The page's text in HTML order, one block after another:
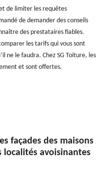
de limiter les requêtes
de demander des conseils
des prestataires fiables.
les tarifs qui vous sont
ne le faudra. Chez SG Toiture, les
et sont offertes.
façades des maisons
localités avoisinantes